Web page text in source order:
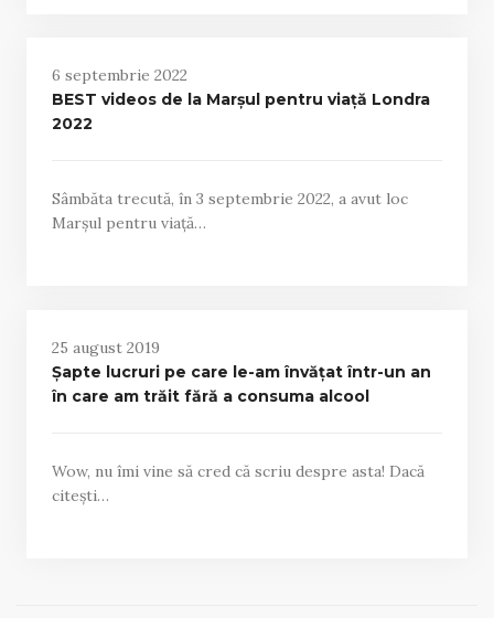
6 septembrie 2022
BEST videos de la Marșul pentru viață Londra
2022
Sâmbăta trecută, în 3 septembrie 2022, a avut loc
Marșul pentru viață…
25 august 2019
Șapte lucruri pe care le-am învățat într-un an
în care am trăit fără a consuma alcool
Wow, nu îmi vine să cred că scriu despre asta! Dacă
citești…